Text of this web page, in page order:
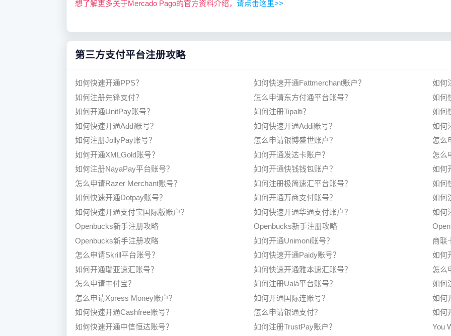
想了解更多关于Mercado Pago的官方资料介绍，请点击这里>>
第三方支付平台注册攻略
如何快速开通PPS？ 如何快速开通Fattmerchant账户？
如何
如何注册先锋支付？
怎么申请东方付通平台账号？
如何
如何开通UnitPay账号？
如何注册Tipalti？
如何
如何快速开通Addi账号？
如何快速开通Addi账号？
如何
如何注册JollyPay账号？
怎么申请银博盛世账户？
怎么
如何开通XMLGold账号？
如何开通发达卡账户？
怎么
如何注册NayaPay平台账号？
如何开通快钱钱包账户？
如何
怎么申请Razer Merchant账号？
如何注册极简速汇平台账号？
如何
如何快速开通Dotpay账号？
如何开通万商支付账号？
如何
如何快速开通支付宝国际版账户？
如何快速开通华通支付账户？
如何
Openbucks新手注册攻略
Openbucks新手注册攻略
Openbucks新手注册攻略
如何开通Unimoni账号？
商联
怎么申请Skrill平台账号？
如何快速开通Paidy账号？
如何
如何开通瑞亚速汇账号？
如何快速开通雅本速汇账号？
怎么
怎么申请丰付宝？
如何注册Ualá平台账号？
如何
怎么申请Xpress Money账户？
如何开通国际连账号？
如何
如何快速开通Cashfree账号？
怎么申请银通支付？
如何
如何快速开通中信恒达账号？
如何注册TrustPay账户？
You